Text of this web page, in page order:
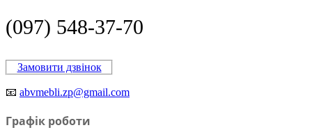
(097) 548-37-70
Замовити дзвінок
📧 abvmebli.zp@gmail.com
Графік роботи